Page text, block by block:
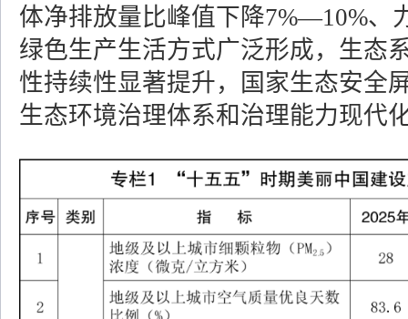
体净排放量比峰值下降7%—10%、
绿色生产生活方式广泛形成，生态
性持续性显著提升，国家生态安全
生态环境治理体系和治理能力现代